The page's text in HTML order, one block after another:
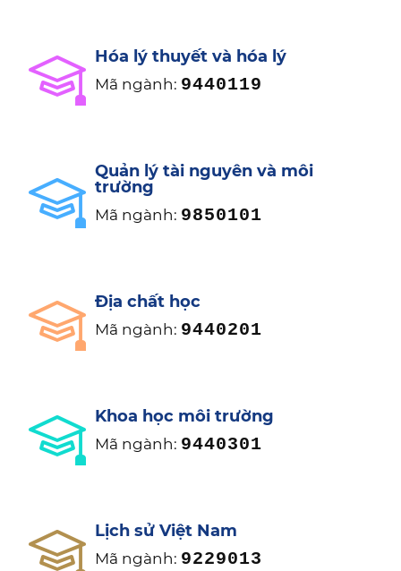
Hóa lý thuyết và hóa lý
Mã ngành: 9440119
Quản lý tài nguyên và môi
trường
Mã ngành: 9850101
Địa chất học
Mã ngành: 9440201
Khoa học môi trường
Mã ngành: 9440301
Lịch sử Việt Nam
Mã ngành: 9229013